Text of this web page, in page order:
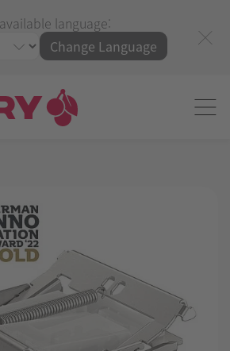
language:
Change Language